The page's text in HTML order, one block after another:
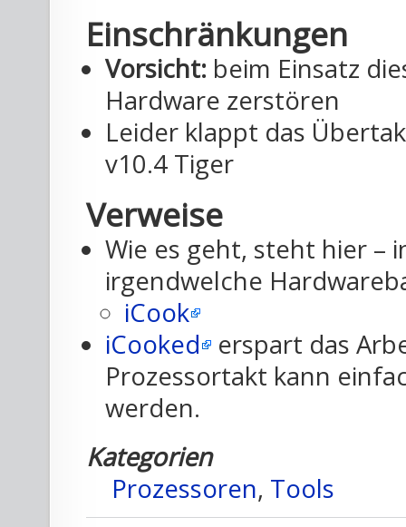
Einschränkungen
Vorsicht: beim Einsatz
Hardware zerstören
Leider klappt das
v10.4 Tiger
Verweise
Wie es geht, steht hier –
irgendwelche
iCook
iCooked
erspart das
Prozessortakt kann
werden.
Kategorien
Prozessoren, Tools